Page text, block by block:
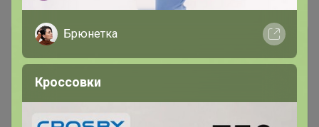
Брюнетка
Кроссовки